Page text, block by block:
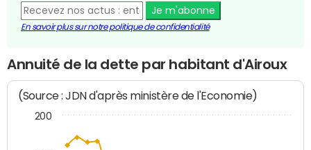
Je m'abonne
En savoir plus sur notre politique de confidentialité
Annuité de la dette par habitant d'Airoux
(Source : JDN d'après ministère de l'Economie)
200